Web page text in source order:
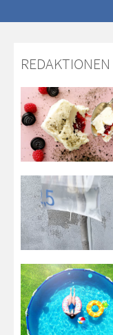
REDAKTIONEN